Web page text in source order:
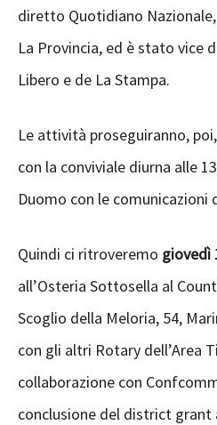
diretto Quotidiano
La Provincia, ed è stato vice
Libero e de La Stampa.
Le attività proseguiranno, poi,
con la conviviale diurna alle
Duomo con le comunicazioni
Quindi ci ritroveremo giovedì
all’Osteria Sottosella al
Scoglio della Meloria, 54,
con gli altri Rotary dell’Area
collaborazione con
conclusione del district grant